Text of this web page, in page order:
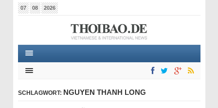
07 08 2026
SCHLAGWORT: NGUYEN THANH LONG